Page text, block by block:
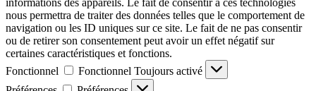
informations des appareils. Le fait de consentir à ces technologies
nous permettra de traiter des données telles que le comportement de
navigation ou les ID uniques sur ce site. Le fait de ne pas consentir
ou de retirer son consentement peut avoir un effet négatif sur
certaines caractéristiques et fonctions.
Fonctionnel
Fonctionnel Toujours activé